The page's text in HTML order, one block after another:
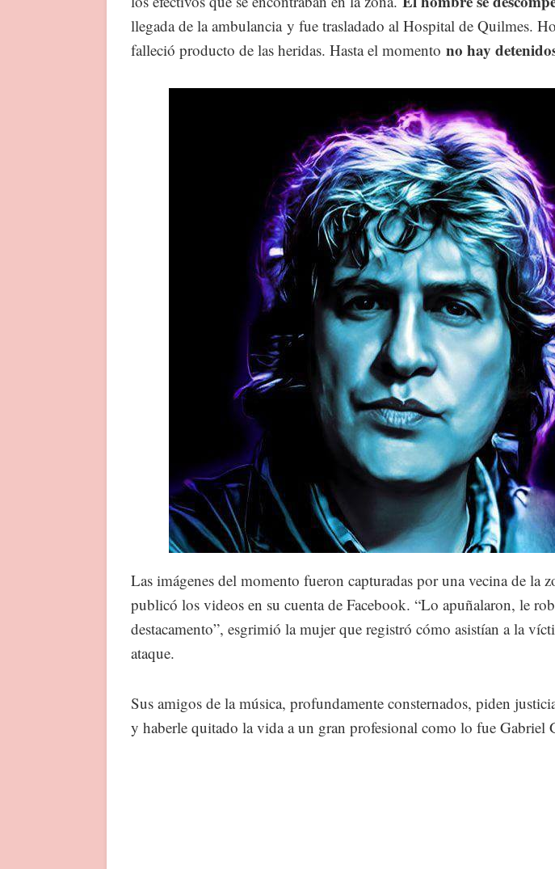
llegada de la ambulancia y fue trasladado al Hospital de Quilmes.
falleció producto de las heridas. Hasta el momento no hay
Las imágenes del momento fueron capturadas por una vecina de la
publicó los videos en su cuenta de Facebook. “Lo apuñalaron, le
destacamento”, esgrimió la mujer que registró cómo asistían a la
ataque.
Sus amigos de la música, profundamente consternados, piden
y haberle quitado la vida a un gran profesional como lo fue Gabriel